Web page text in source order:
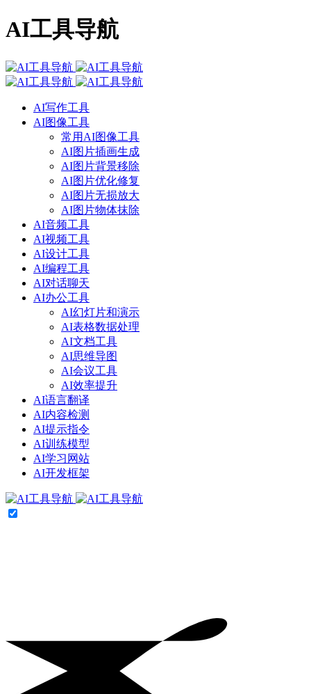
AI工具导航
AI写作工具
AI图像工具
常用AI图像工具
AI图片插画生成
AI图片背景移除
AI图片优化修复
AI图片无损放大
AI图片物体抹除
AI音频工具
AI视频工具
AI设计工具
AI编程工具
AI对话聊天
AI办公工具
AI幻灯片和演示
AI表格数据处理
AI文档工具
AI思维导图
AI会议工具
AI效率提升
AI语言翻译
AI内容检测
AI提示指令
AI训练模型
AI学习网站
AI开发框架